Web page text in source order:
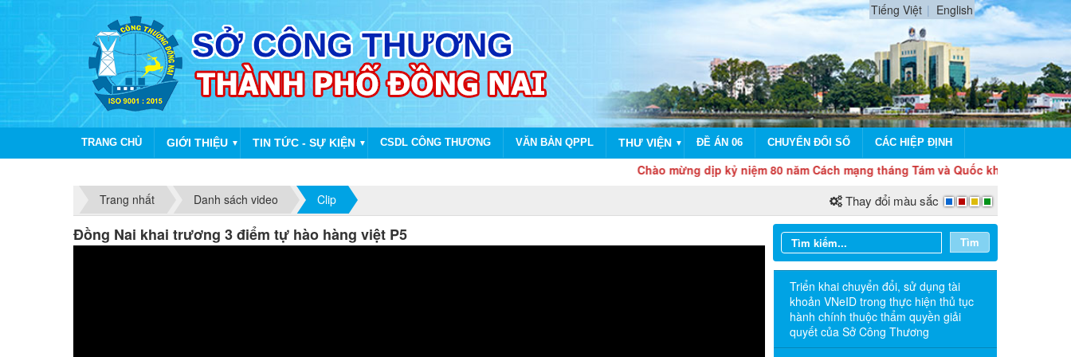
Tiếng Việt English
TRANG CHỦ GIỚI THIỆU ▼ TIN TỨC - SỰ KIỆN ▼ CSDL CÔNG THƯƠNG VĂN BẢN QPPL THƯ VIỆN ▼ ĐỀ ÁN 06 CHUYỂN ĐỔI SỐ CÁC HIỆP ĐỊNH
Chào mừng dịp kỷ niệm 80 năm Cách mạng tháng Tám và Quốc khánh 2/9
Trang nhất
Danh sách video Clip Thay đổi màu sắc
Đồng Nai khai trương 3 điểm tự hào hàng việt P5 Tìm
Triển khai chuyển đổi, sử dụng tài
khoản VNeID trong thực hiện thủ tục
hành chính thuộc thẩm quyền giải
quyết của Sở Công Thương